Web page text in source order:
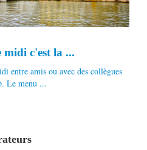
midi c'est la ...
entre amis ou avec des collègues
Le menu ...